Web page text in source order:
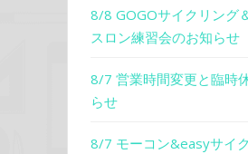
8/8 GOGOサイクリング
スロン練習会のお知らせ
8/7 営業時間変更と臨時
らせ
8/7 モーコン&easyサイ